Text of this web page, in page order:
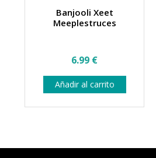
Banjooli Xeet
Meeplestruces
6.99 €
Añadir al carrito